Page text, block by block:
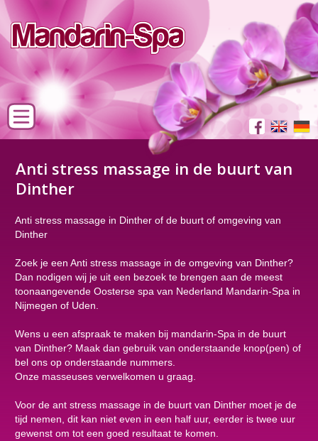
Anti stress massage in de buurt van
Dinther
Anti stress massage in Dinther of de buurt of omgeving van
Dinther
Zoek je een Anti stress massage in de omgeving van Dinther?
Dan nodigen wij je uit een bezoek te brengen aan de meest
toonaangevende Oosterse spa van Nederland Mandarin-Spa in
Nijmegen of Uden.
Wens u een afspraak te maken bij mandarin-Spa in de buurt
van Dinther? Maak dan gebruik van onderstaande knop(pen) of
bel ons op onderstaande nummers.
Onze masseuses verwelkomen u graag.
Voor de ant stress massage in de buurt van Dinther moet je de
tijd nemen, dit kan niet even in een half uur, eerder is twee uur
gewenst om tot een goed resultaat te komen.